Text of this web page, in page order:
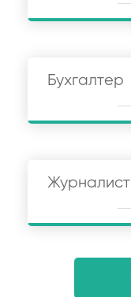
Бухгалтер
Журналист